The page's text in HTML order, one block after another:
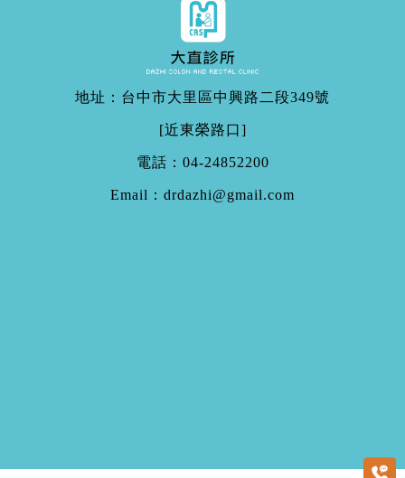
地址：台中市大里區中興路二段349號
[近東榮路口]
電話： 04-24852200
Email： drdazhi@gmail.com